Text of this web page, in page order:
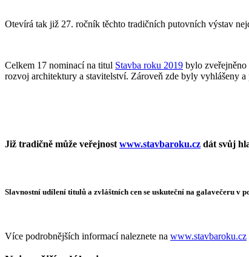
Otevírá tak již 27. ročník těchto tradičních putovních výstav
Celkem 17 nominací na titul Stavba roku 2019 bylo
rozvoj architektury a stavitelství. Zároveň zde byly vyhlášeny a
Již tradičně může veřejnost www.stavbaroku.cz dát svůj
Slavnostní udílení titulů a zvláštních cen se uskuteční na galavečeru v
Více podrobnějších informací naleznete na www.stavbaroku.cz